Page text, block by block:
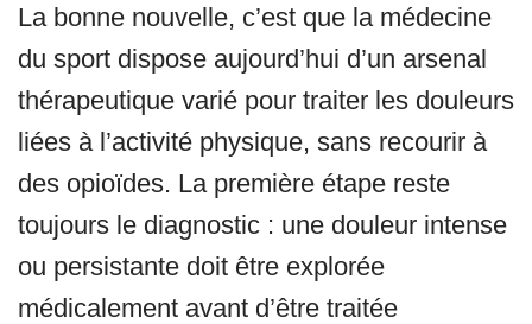
La bonne nouvelle, c’est que la médecine
du sport dispose aujourd’hui d’un arsenal
thérapeutique varié pour traiter les douleurs
liées à l’activité physique, sans recourir à
des opioïdes. La première étape reste
toujours le diagnostic : une douleur intense
ou persistante doit être explorée
médicalement avant d’être traitée